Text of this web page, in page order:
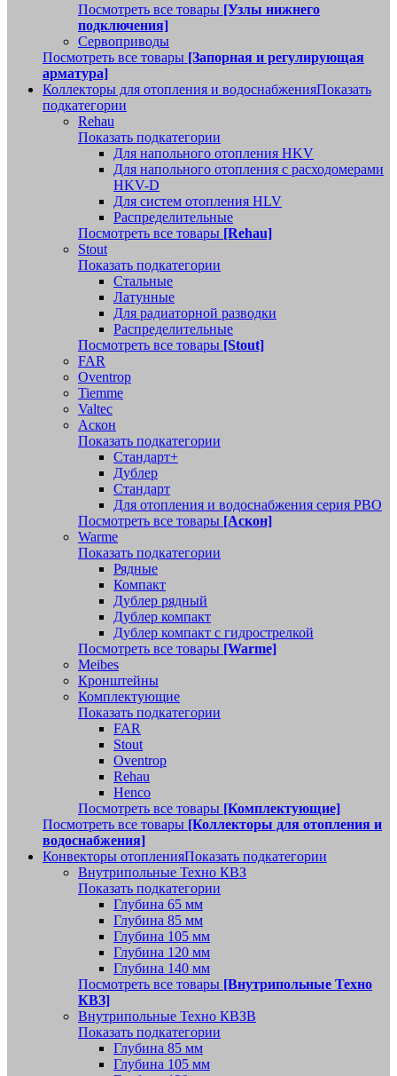
Посмотреть все товары [Узлы нижнего
подключения]
Сервоприводы
Посмотреть все товары [Запорная и регулирующая
арматура]
Коллекторы для отопления и водоснабженияПоказать
подкатегории
Rehau
Показать подкатегории
Для напольного отопления HKV
Для напольного отопления с расходомерами
HKV-D
Для систем отопления HLV
Распределительные
Посмотреть все товары [Rehau]
Stout
Показать подкатегории
Стальные
Латунные
Для радиаторной разводки
Распределительные
Посмотреть все товары [Stout]
FAR
Oventrop
Tiemme
Valtec
Аскон
Показать подкатегории
Стандарт+
Дублер
Стандарт
Для отопления и водоснабжения серия РВО
Посмотреть все товары [Аскон]
Warme
Показать подкатегории
Рядные
Компакт
Дублер рядный
Дублер компакт
Дублер компакт с гидрострелкой
Посмотреть все товары [Warme]
Meibes
Кронштейны
Комплектующие
Показать подкатегории
FAR
Stout
Oventrop
Rehau
Henco
Посмотреть все товары [Комплектующие]
Посмотреть все товары [Коллекторы для отопления и
водоснабжения]
Конвекторы отопленияПоказать подкатегории
Внутрипольные Техно КВЗ
Показать подкатегории
Глубина 65 мм
Глубина 85 мм
Глубина 105 мм
Глубина 120 мм
Глубина 140 мм
Посмотреть все товары [Внутрипольные Техно
КВЗ]
Внутрипольные Техно КВЗВ
Показать подкатегории
Глубина 85 мм
Глубина 105 мм